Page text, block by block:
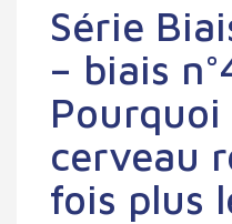
Série
– biais
Pourquoi
cerveau
fois plus